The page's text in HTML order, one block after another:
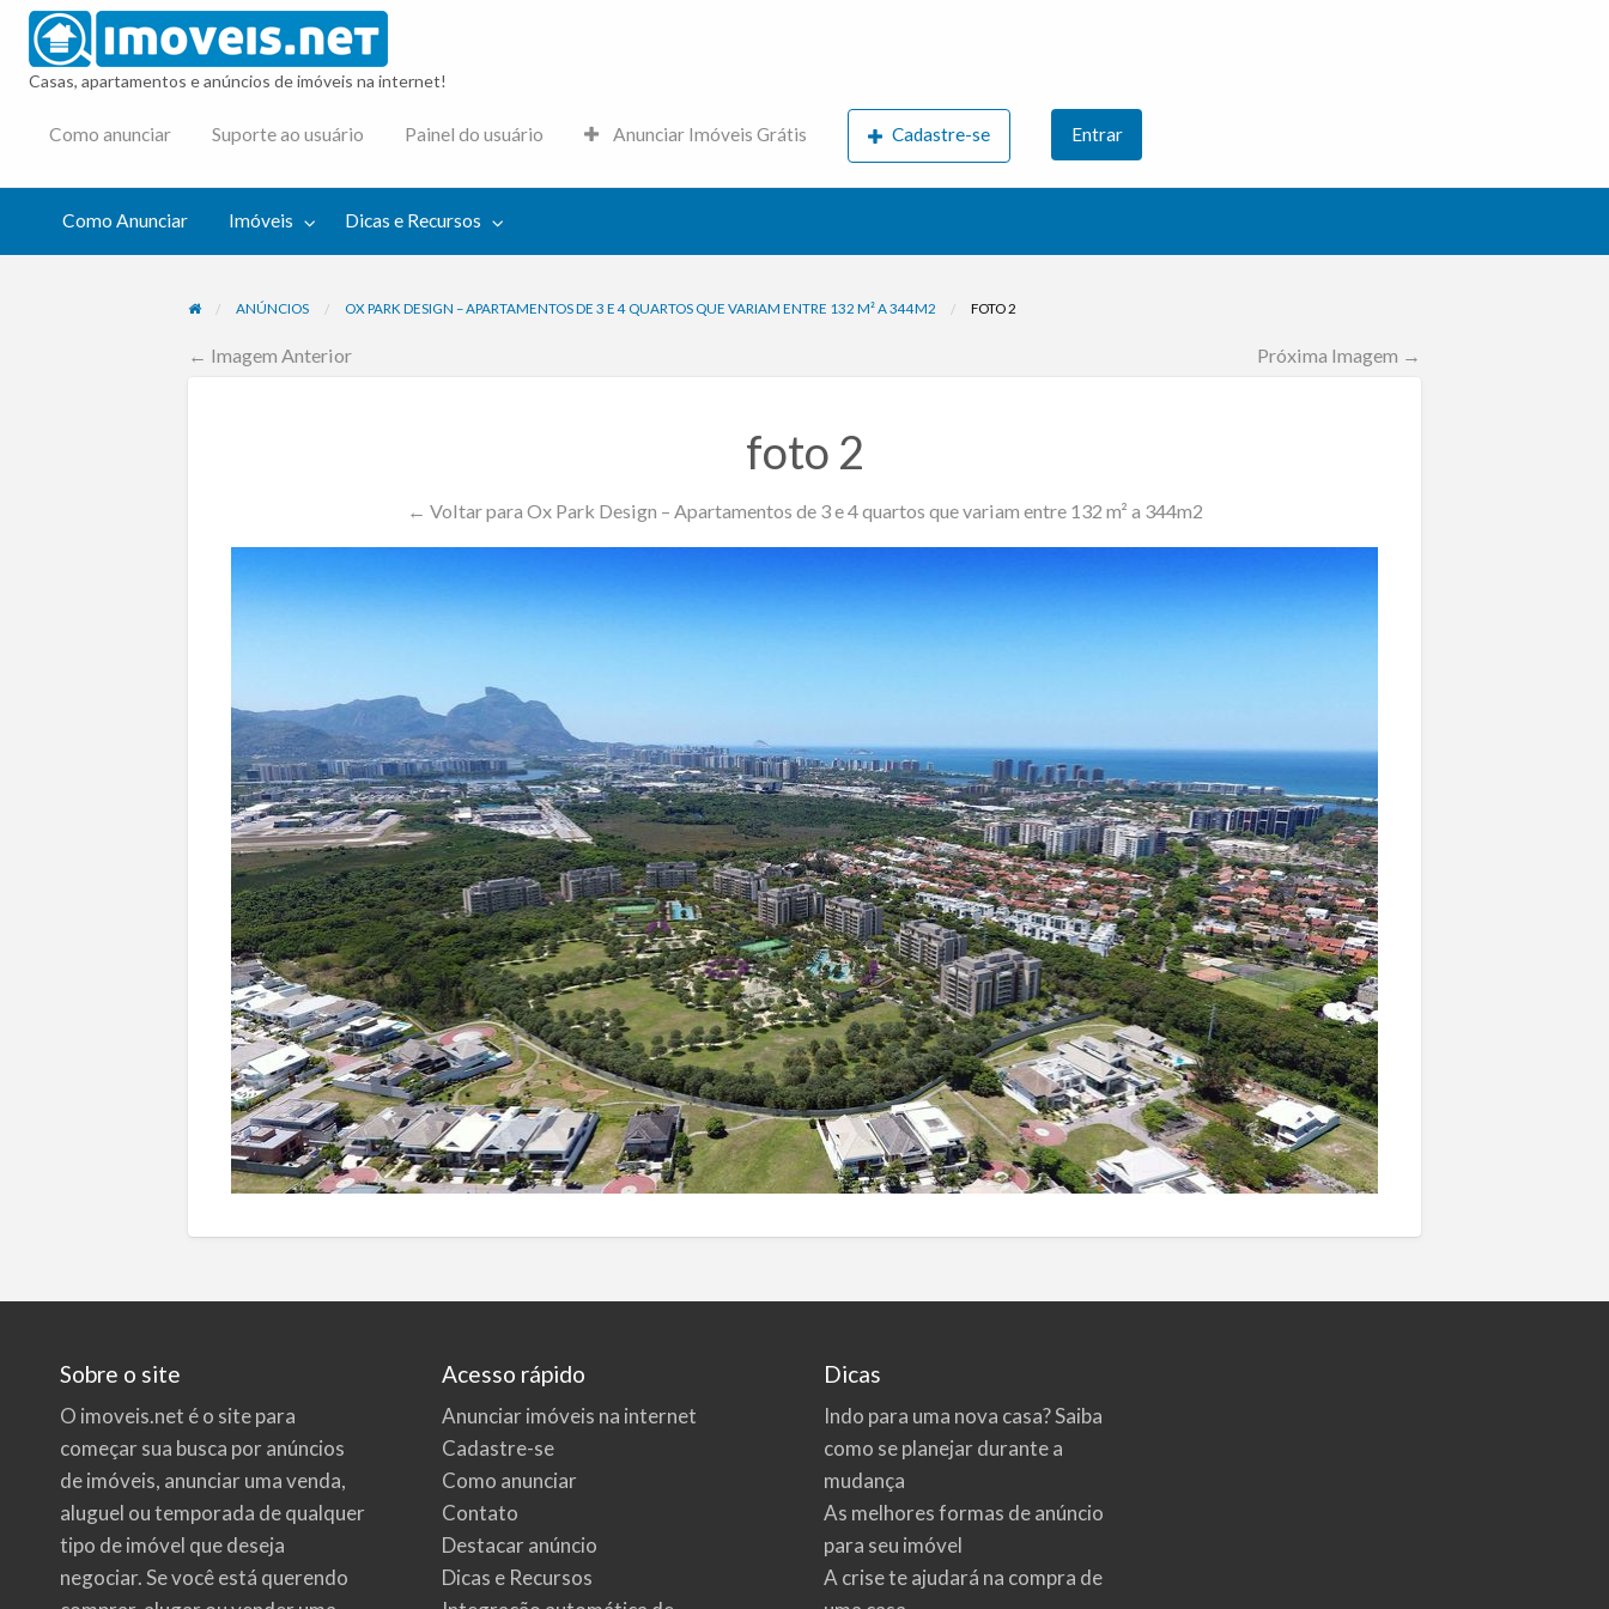
Casas, apartamentos e anúncios de imóveis na internet!
Como anunciar Suporte ao usuário Painel do usuário Anunciar Imóveis Grátis Cadastre-se Entrar
Como Anunciar Imóveis Dicas e Recursos
ANÚNCIOS OX PARK DESIGN – APARTAMENTOS DE 3 E 4 QUARTOS QUE VARIAM ENTRE 132 M² A 344M2 FOTO 2
← Imagem Anterior Próxima Imagem →
foto 2
← Voltar para Ox Park Design – Apartamentos de 3 e 4 quartos que variam entre 132 m² a 344m2
Sobre o site
O imoveis.net é o site para
começar sua busca poranúncios
de imóveis, anunciar uma venda,
aluguel ou temporada de qualquer
tipo de imóvel que deseja
negociar. Se você está querendo
Acesso rápido
Anunciar imóveis na internet
Cadastre-se
Como anunciar
Contato
Destacar anúncio
Dicas e Recursos
Dicas
Indo para uma nova casa? Saiba
como se planejar durante a
mudança
As melhores formas de anúncio
para seu imóvel
A crise te ajudará na compra de